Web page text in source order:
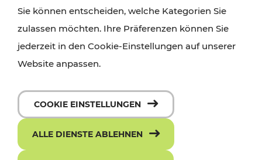
Sie können entscheiden, welche Kategorien Sie
zulassen möchten. Ihre Präferenzen können Sie
jederzeit in den Cookie-Einstellungen auf unserer
Website anpassen.
COOKIE EINSTELLUNGEN
ALLE DIENSTE ABLEHNEN